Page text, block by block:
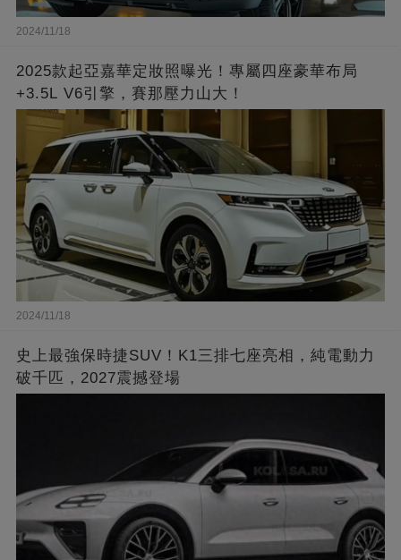
2024/11/18
2025款起亞嘉華定妝照曝光！專屬四座豪華布局
+3.5L V6引擎，賽那壓力山大！
2024/11/18
史上最強保時捷SUV！K1三排七座亮相，純電動力
破千匹，2027震撼登場